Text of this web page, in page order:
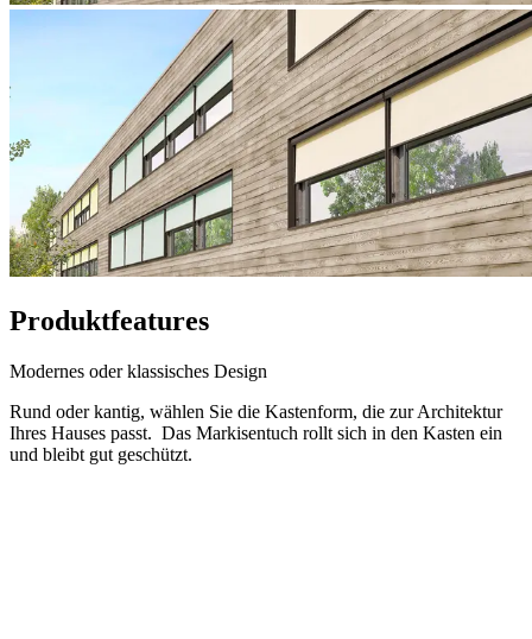
Produktfeatures
Modernes oder klassisches Design
Rund oder kantig, wählen Sie die Kastenform, die zur Architektur
Ihres Hauses passt. Das Markisentuch rollt sich in den Kasten ein
und bleibt gut geschützt.